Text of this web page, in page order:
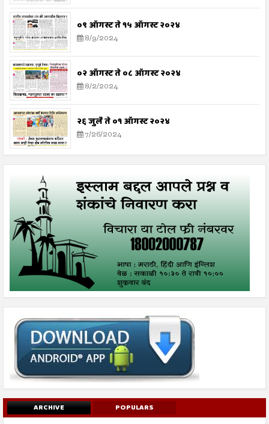
०९ ऑगस्ट ते १५ ऑगस्ट २०२४
8/9/2024
०२ ऑगस्ट ते ०८ ऑगस्ट २०२४
8/2/2024
२६ जुलै ते ०१ ऑगस्ट २०२४
7/26/2024
ARCHIVE POPULARS